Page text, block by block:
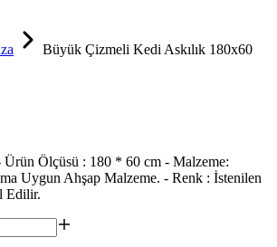
Büyük Çizmeli Kedi Askılık 180x60
Ürün Ölçüsü : 180 * 60 cm - Malzeme:
Uygun Ahşap Malzeme. - Renk : İstenilen
Edilir.